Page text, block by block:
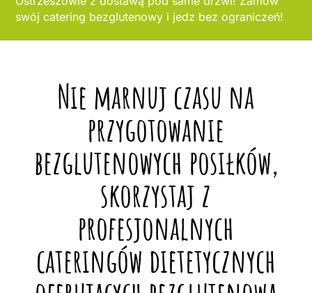
swój catering bezglutenowy i jedz bez ograniczeń!
Nie marnuj czasu na
przygotowanie
bezglutenowych posiłków,
skorzystaj z
profesjonalnych
cateringów dietetycznych